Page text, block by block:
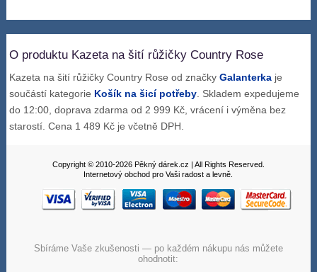
O produktu Kazeta na šití růžičky Country Rose
Kazeta na šití růžičky Country Rose od značkyGalanterka je
součástí kategorie Košík na šicí potřeby. Skladem expedujeme
do 12:00, doprava zdarma od 2 999 Kč, vrácení i výměna bez
starostí. Cena 1 489 Kč je včetně DPH.
Copyright © 2010-2026 Pěkný dárek.cz | All Rights Reserved.
Internetový obchod pro Vaši radost a levně.
Sbíráme Vaše zkušenosti — po každém nákupu nás můžete
ohodnotit: